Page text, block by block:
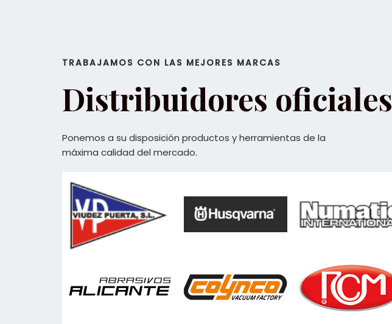
TRABAJAMOS CON LAS MEJORES MARCAS
Distribuidores oficiales
Ponemos a su disposición productos y herramientas de la
máxima calidad del mercado.